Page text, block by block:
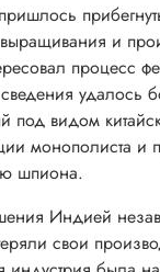
и
процесс
удалось
под видом
монополиста и
шпиона.
Индией
свои